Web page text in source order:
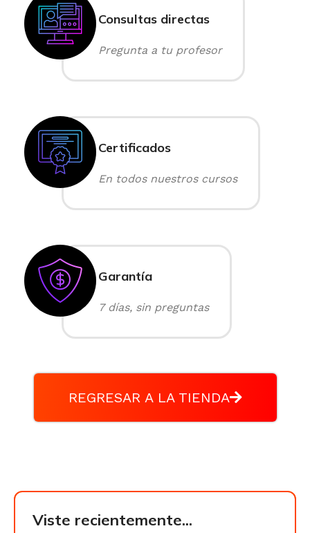
Consultas directas
Pregunta a tu profesor
Certificados
En todos nuestros cursos
Garantía
7 días, sin preguntas
REGRESAR A LA TIENDA
Viste recientemente...